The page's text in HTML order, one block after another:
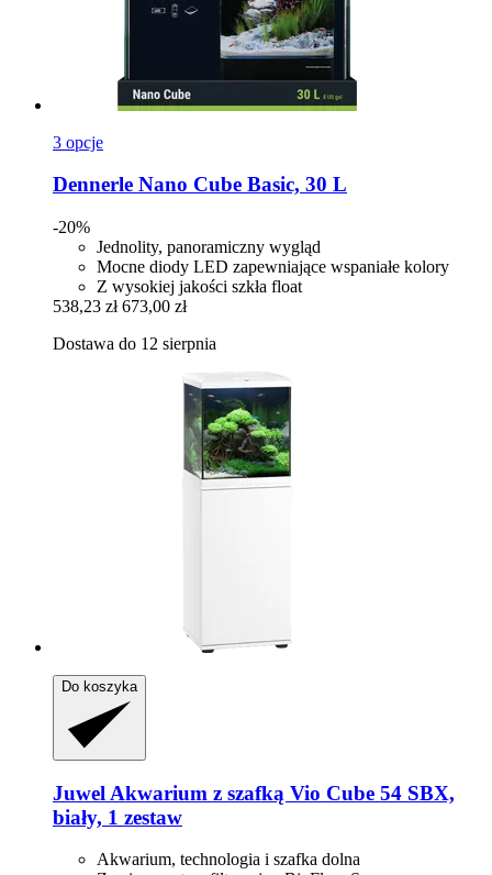
3 opcje
Dennerle Nano Cube Basic, 30 L
-20%
Jednolity, panoramiczny wygląd
Mocne diody LED zapewniające wspaniałe kolory
Z wysokiej jakości szkła float
538,23 zł 673,00 zł
Dostawa do 12 sierpnia
Do koszyka
Juwel Akwarium z szafką Vio Cube 54 SBX,
biały, 1 zestaw
Akwarium, technologia i szafka dolna